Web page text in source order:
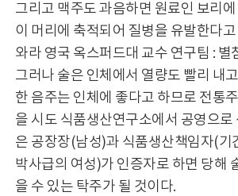
그리고 맥주도 과음하면 원료인 보리
이 머리에 축적되어 질병을 유발한다고
와라 영국 옥스퍼드대 교수 연구팀 : 별
그러나 술은 인체에서 열량도 빨리 내
한 음주는 인체에 좋다고 하므로 전통
을 시도 식품생산연구소에서 공영으로
은 공장장(남성)과 식품생산책임자(기
박사급의 여성)가 인증자로 하면 당해
을 수 있는 탁주가 될 것이다.